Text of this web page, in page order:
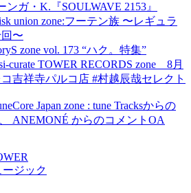
ンガ・K.『SOULWAVE 2153』
union zone:フーテン族 〜レギュラ
〜
zone vol. 173 “ハク。特集”
curate TOWER RECORDS zone 8月
吉祥寺パルコ店 #村越辰哉セレクト
Japan zone : tune Tracksからの
ANEMONÉ からのコメントOA
ジック